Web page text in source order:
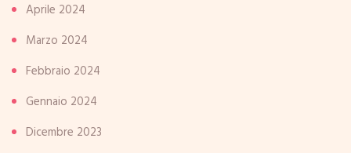
Aprile 2024
Marzo 2024
Febbraio 2024
Gennaio 2024
Dicembre 2023